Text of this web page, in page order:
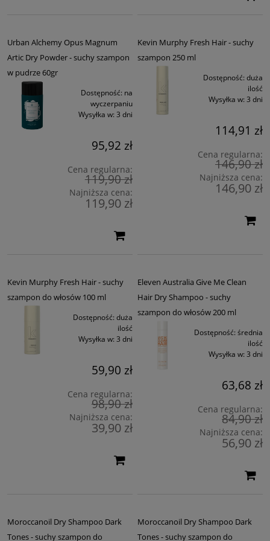
włosów ciemnych.
Olaplex No.4D Clean Volume Detox Dry Shampoo
szampon do włosów z zawartą Formułą z opatentowaną
technologią odbudowy wiązań dwusiarczkowych OLAPLEX Bond
Building Technology™. Detoksykuje, usuwa nieprzyjemne
zapachy i zanieczyszczenia dla świeżych włosów i zdrowej skóry
głowy pomiędzy myciami.
Urban Alchemy Opus Magnum
Artic Dry Powder - suchy szampon
w pudrze 60gr
Dostępność: na
wyczerpaniu
Wysyłka w: 3 dni
95,92 zł
Cena regularna:
119,90 zł
Najniższa cena:
119,90 zł
Kevin Murphy Fresh Hair - suchy
szampon 250 ml
Dostępność: duża
ilość
Wysyłka w: 3 dni
114,91 zł
Cena regularna:
146,90 zł
Najniższa cena:
146,90 zł
Kevin Murphy Fresh Hair - suchy
szampon do włosów 100 ml
Dostępność: duża
ilość
Wysyłka w: 3 dni
59,90 zł
Cena regularna:
98,90 zł
Najniższa cena:
39,90 zł
Eleven Australia Give Me Clean
Hair Dry Shampoo - suchy
szampon do włosów 200 ml
Dostępność: średnia
ilość
Wysyłka w: 3 dni
63,68 zł
Cena regularna:
84,90 zł
Najniższa cena:
56,90 zł
Moroccanoil Dry Shampoo Dark
Tones - suchy szampon do
Moroccanoil Dry Shampoo Dark
Tones - suchy szampon do